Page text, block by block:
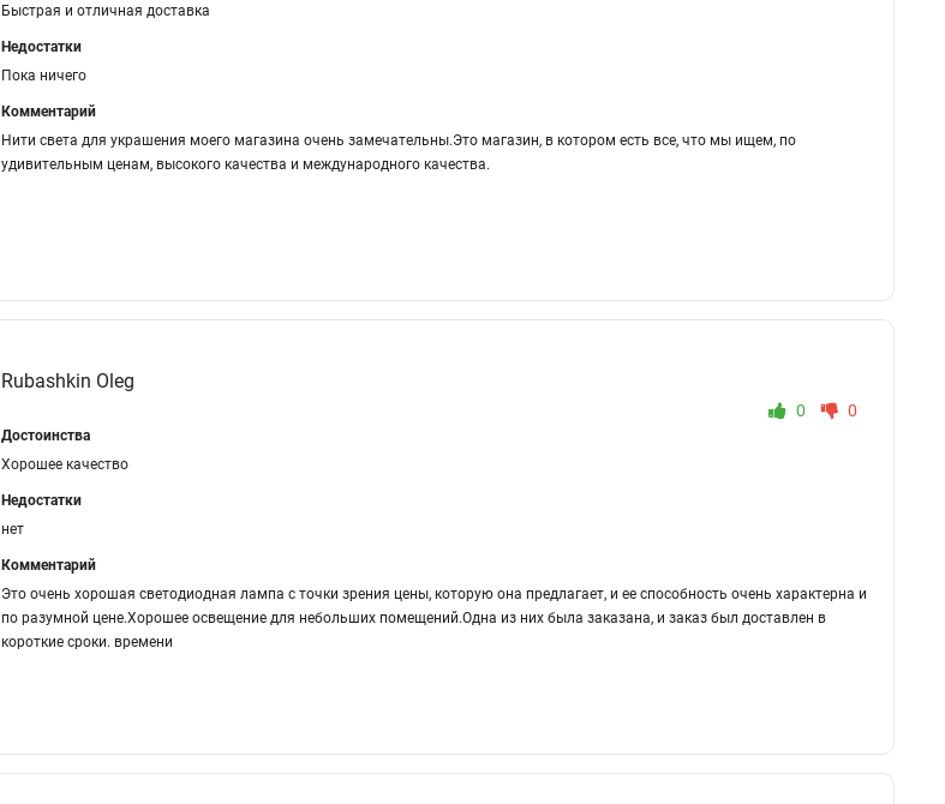
Быстрая и отличная доставка
Недостатки
Пока ничего
Комментарий
Нити света для украшения моего магазина очень замечательны.Это магазин, в котором есть все, что мы ищем, по
удивительным ценам, высокого качества и международного качества.
Rubashkin Oleg
0 0
Достоинства
Хорошее качество
Недостатки
нет
Комментарий
Это очень хорошая светодиодная лампа с точки зрения цены, которую она предлагает, и ее способность очень характерна и
по разумной цене.Хорошее освещение для небольших помещений.Одна из них была заказана, и заказ был доставлен в
короткие сроки. времени